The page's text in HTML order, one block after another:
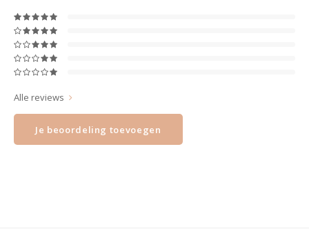
Alle reviews
Je beoordeling toevoegen